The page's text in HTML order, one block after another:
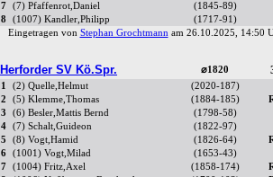
7
(7) Pfaffenrot,Daniel
(1845-89)
8
(1007) Kandler,Philipp
(1717-91)
Eingetragen von Stephan Grochtmannam 26.10.2025, 14:50
Herforder SV Kö.Spr. ⌀1820
1 (2) Quelle,Helmut
(2020-187)
2
(5) Klemme,Thomas (1884-185)
3
(6) Besler,Mattis Bernd
(1798-58)
4
(7) Schalt,Guideon
(1822-97)
5
(8) Vogt,Hamid (1826-64)
6
(1001) Vogt,Milad
(1653-43)
7
(1004) Fritz,Axel (1858-174)